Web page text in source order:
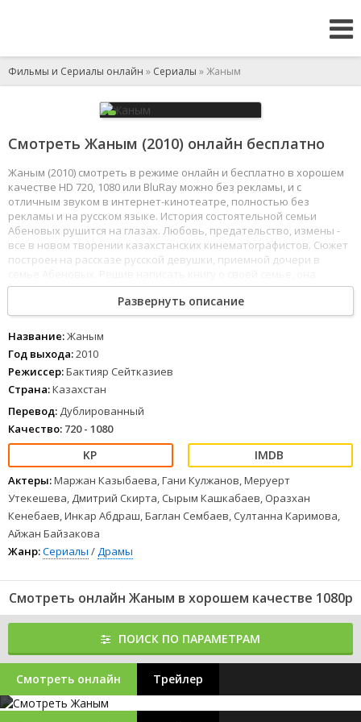
Фильмы и Сериалы онлайн » Сериалы » Жаным
Смотреть Жаным (2010) онлайн бесплатно
Жаным (2010) смотреть в режиме онлайн и бесплатно в хорошем
качестве HD 720, 1080 или BluRay можно без рекламы, и с
отличным звуком в интернет-кинотеатре, полностью без
рекламы и на русском языке. История состоятельной семьи
Абеновых рушится на глазах. Любовь, предательство, измены -
все в новом творении казахстанских кинематографистов. Сюжет
построен на рассказе русской девушки, приемной дочери в
вспоминает старинные семейные тайны, которые резко
изменили жизнь героев.
12345 678
Развернуть описание
Название:Жаным
Год выхода:2010
Режиссер:Бактияр Сейтказиев
Страна:Казахстан
Перевод: Дублированный
Качество: 720 - 1080
Актеры:Маржан Казыбаева, Гани Кулжанов, Меруерт
Утекешева, Дмитрий Скирта, Сырым Кашкабаев, Оразхан
Кенебаев, Инкар Абдраш, Баглан Сембаев, Султанна Каримова,
Айжан Байзакова
Жанр:Сериалы /Драмы
Смотреть онлайн Жаным в хорошем качестве 1080p
ПОИСК ПО ПАРАМЕТРАМ
Смотреть онлайн Трейлер